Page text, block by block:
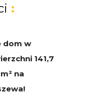
:
dom w
141,7
na